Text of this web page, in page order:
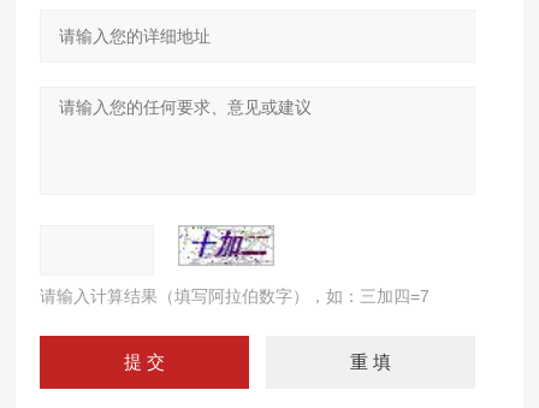
请输入计算结果（填写阿拉伯数字），如：三加四=7